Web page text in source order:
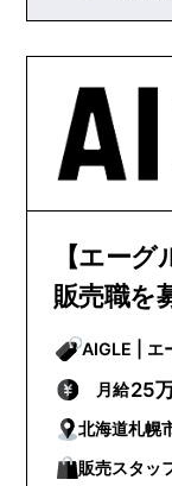
【エー
販売職を
月給25
北海道札幌
販売スタッ